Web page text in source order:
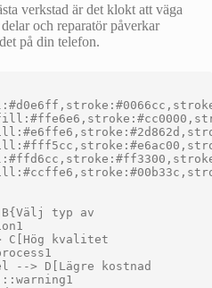
verkstad är det klokt att väga
och reparatör påverkar
på din telefon.
typ av
C[Hög kvalitet
--> D[Lägre kostnad